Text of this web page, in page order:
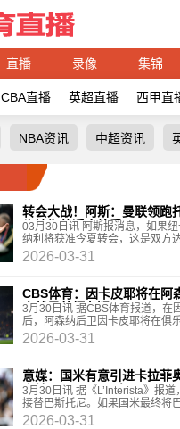
直播 录像 集锦
CBA直播 英超直播 西甲直
NBA资讯 中超资讯
转会大战！阿斯：曼联领跑
也认为他适合枪手
03月30日讯 阿斯报消息，如果
纳利将获准今夏转会，这是双方
示，众多俱乐部都在争夺这位意
2026-03-31
CBS体育：因卡皮耶将在阿
出战足总杯存疑
3月30日讯 据CBS体育报道，在
后，阿森纳后卫因卡皮耶将在俱
战足总杯存疑。北京时间周日凌
2026-03-31
意媒：国米有意引进卡拉菲
森纳要价5000万欧
3月30日讯 据《L’Interista》报
接替巴斯托尼。如果国米最终将
代他的首要目标将是阿森纳阵中
2026-03-31